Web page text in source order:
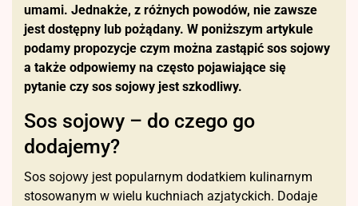
umami. Jednakże, z różnych powodów, nie zawsze
jest dostępny lub pożądany. W poniższym artykule
podamy propozycje czym można zastąpić sos sojowy
a także odpowiemy na często pojawiające się
pytanie czy sos sojowy jest szkodliwy.
Sos sojowy – do czego go
dodajemy?
Sos sojowy jest popularnym dodatkiem kulinarnym
stosowanym w wielu kuchniach azjatyckich. Dodaje